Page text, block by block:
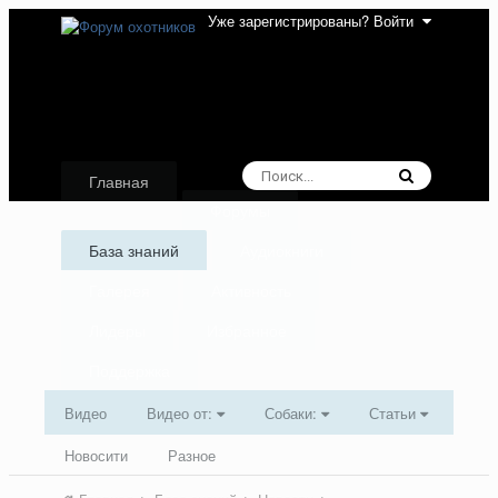
Уже зарегистрированы? Войти
Главная
База знаний
Видео Видео от: Собаки:
Статьи
Новосити
Разное